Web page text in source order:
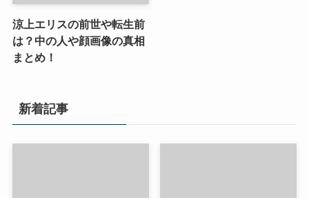
涼上エリスの前世や転生前
は？中の人や顔画像の真相
まとめ！
新着記事